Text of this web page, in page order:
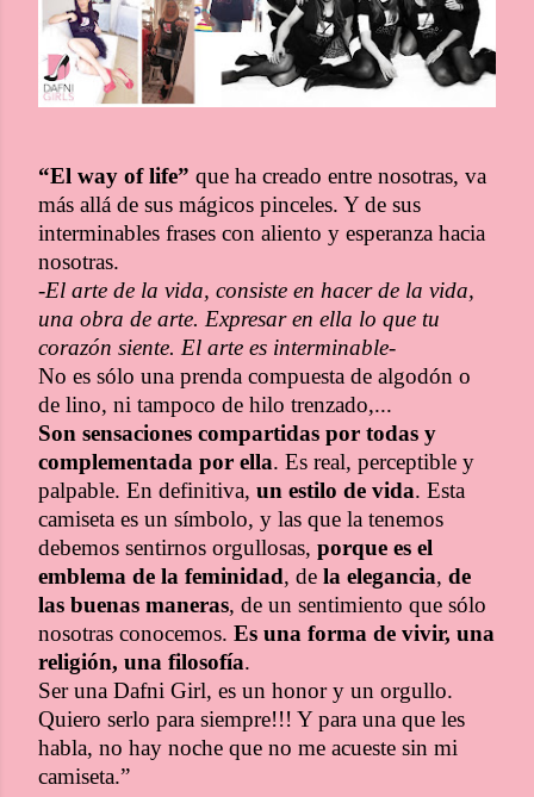
“El way of life” que ha creado entre nosotras, va
más allá de sus mágicos pinceles. Y de sus
interminables frases con aliento y esperanza hacia
nosotras.
-El arte de la vida, consiste en hacer de la vida,
una obra de arte. Expresar en ella lo que tu
corazón siente. El arte es interminable-
No es sólo una prenda compuesta de algodón o
de lino, ni tampoco de hilo trenzado,...
Son sensaciones compartidas por todas y
complementada por ella. Es real, perceptible y
palpable. En definitiva, un estilo de vida. Esta
camiseta es un símbolo, y las que la tenemos
debemos sentirnos orgullosas, porque es el
emblema de la feminidad, de la elegancia, de
las buenas maneras, de un sentimiento que sólo
nosotras conocemos. Es una forma de vivir, una
religión, una filosofía.
Ser una Dafni Girl, es un honor y un orgullo.
Quiero serlo para siempre!!! Y para una que les
habla, no hay noche que no me acueste sin mi
camiseta.”